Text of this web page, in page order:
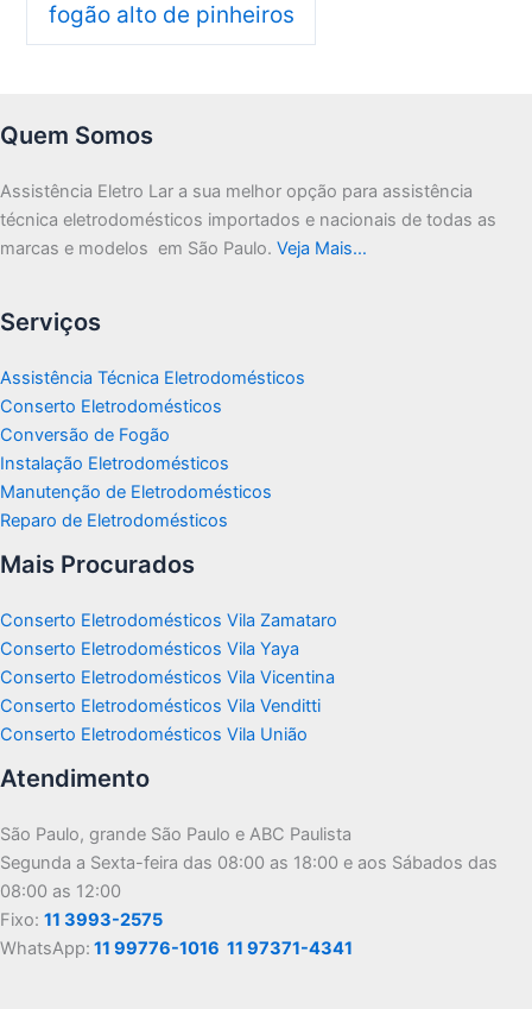
fogão alto de pinheiros
Quem Somos
Assistência Eletro Lar a sua melhor opção para assistência
técnica eletrodomésticos importados e nacionais de todas as
marcas e modelos em São Paulo. Veja Mais…
Serviços
Assistência Técnica Eletrodomésticos
Conserto Eletrodomésticos
Conversão de Fogão
Instalação Eletrodomésticos
Manutenção de Eletrodomésticos
Reparo de Eletrodomésticos
Mais Procurados
Conserto Eletrodomésticos Vila Zamataro
Conserto Eletrodomésticos Vila Yaya
Conserto Eletrodomésticos Vila Vicentina
Conserto Eletrodomésticos Vila Venditti
Conserto Eletrodomésticos Vila União
Atendimento
São Paulo, grande São Paulo e ABC Paulista
Segunda a Sexta-feira das 08:00 as 18:00 e aos Sábados das
08:00 as 12:00
Fixo: 11 3993-2575
WhatsApp: 11 99776-1016 11 97371-4341